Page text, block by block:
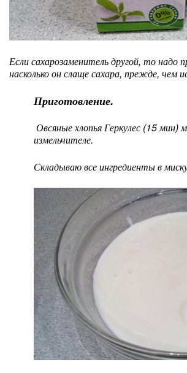
Если сахарозаменитель другой, то надо
насколько он слаще сахара, прежде, чем
Приготовление.
Овсяные хлопья Геркулес (15 мин)
измельчителе.
Складываю все ингредиенты в